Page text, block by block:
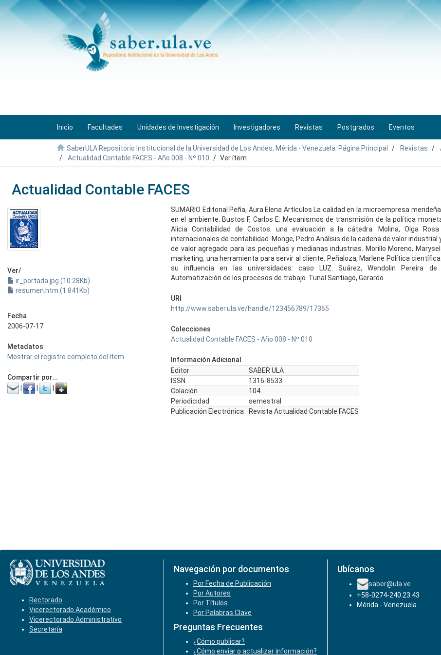
Inicio Facultades Unidades de Investigación Investigadores Revistas Postgrados Eventos
SaberULA Repositorio Institucional de la Universidad de Los Andes, Mérida - Venezuela: Página Principal Revistas
Actualidad Contable FACES - Año 008 - Nº 010
Ver ítem
Actualidad Contable FACES
Ver/
ir_portada.jpg (10.28Kb)
resumen.htm (1.841Kb)
Fecha
2006-07-17
Metadatos
Mostrar el registro completo del ítem
Compartir por...
SUMARIO Editorial Peña, Aura Elena Artículos La calidad en la microempresa
en el ambiente. Bustos F, Carlos E. Mecanismos de transmisión de la política
Alicia Contabilidad de Costos: una evaluación a la cátedra. Molina, Olga
internacionales de contabilidad. Monge, Pedro Análisis de la cadena de valor industrial
de valor agregado para las pequeñas y medianas industrias. Morillo Moreno,
marketing: una herramienta para servir al cliente. Peñaloza, Marlene Política
su influencia en las universidades: caso LUZ. Suárez, Wendolin Pereira de
Automatización de los procesos de trabajo. Tunal Santiago, Gerardo
URI
http://www.saber.ula.ve/handle/123456789/17365
Colecciones
Actualidad Contable FACES - Año 008 - Nº 010
Información Adicional
Editor
SABER ULA
ISSN
1316-8533
Colación
104
Periodicidad
semestral
Publicación Electrónica
Revista Actualidad Contable FACES
Rectorado
Vicerectorado Académico
Vicerectorado Administrativo
Secretaría
Navegación por documentos
Por Fecha de Publicación
Por Autores
Por Títulos
Por Palabras Clave
Preguntas Frecuentes
¿Cómo publicar?
¿Cómo enviar o actualizar información?
Ubícanos
saber@ula.ve
+58-0274-240.23.43
Mérida - Venezuela